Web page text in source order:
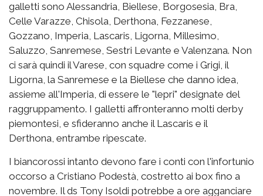
galletti sono Alessandria, Biellese, Borgosesia, Bra,
Celle Varazze, Chisola, Derthona, Fezzanese,
Gozzano, Imperia, Lascaris, Ligorna, Millesimo,
Saluzzo, Sanremese, Sestri Levante e Valenzana. Non
ci sarà quindi il Varese, con squadre come i Grigi, il
Ligorna, la Sanremese e la Biellese che danno idea,
assieme all'Imperia, di essere le "lepri" designate del
raggruppamento. I galletti affronteranno molti derby
piemontesi, e sfideranno anche il Lascaris e il
Derthona, entrambe ripescate.
I biancorossi intanto devono fare i conti con l'infortunio
occorso a Cristiano Podestà, costretto ai box fino a
novembre. Il ds Tony Isoldi potrebbe a ore agganciare